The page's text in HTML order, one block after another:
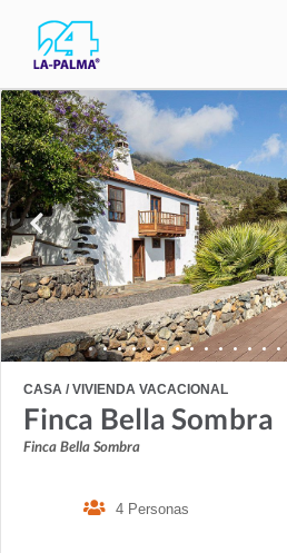
CASA / VIVIENDA VACACIONAL
Finca Bella Sombra
Finca Bella Sombra
4 Personas